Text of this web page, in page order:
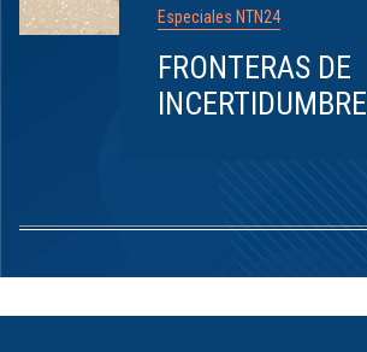
Especiales NTN24
FRONTERAS DE
INCERTIDUMBRE
1
8